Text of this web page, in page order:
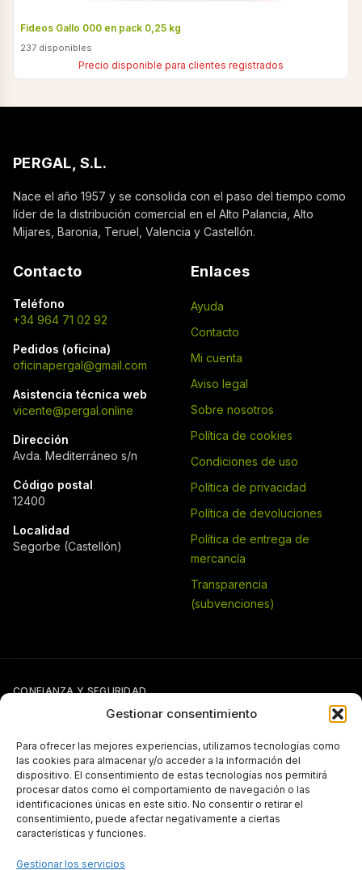
Gestionar consentimiento
Para ofrecer las mejores experiencias, utilizamos tecnologías como
las cookies para almacenar y/o acceder a la información del
dispositivo. El consentimiento de estas tecnologías nos permitirá
procesar datos como el comportamiento de navegación o las
identificaciones únicas en este sitio. No consentir o retirar el
consentimiento, puede afectar negativamente a ciertas
características y funciones.
Gestionar los servicios
Fideos Gallo 000 en pack 0,25 kg
237 disponibles
Precio disponible para clientes registrados
PERGAL, S.L.
Nace el año 1957 y se consolida con el paso del tiempo como
líder de la distribución comercial en el Alto Palancia, Alto
Mijares, Baronia, Teruel, Valencia y Castellón.
Contacto
Teléfono
+34 964 71 02 92
Pedidos (oficina)
oficinapergal@gmail.com
Asistencia técnica web
vicente@pergal.online
Dirección
Avda. Mediterráneo s/n
Código postal
12400
Localidad
Segorbe (Castellón)
Enlaces
Ayuda
Contacto
Mi cuenta
Aviso legal
Sobre nosotros
Política de cookies
Condiciones de uso
Política de privacidad
Política de devoluciones
Política de entrega de
mercancía
Transparencia
(subvenciones)
CONFIANZA Y SEGURIDAD
Si tienes otra forma de pago pactada con Pergal (giro, transferencia,
etc.), puedes seguir usándola con normalidad.
TRANSPARENCIA